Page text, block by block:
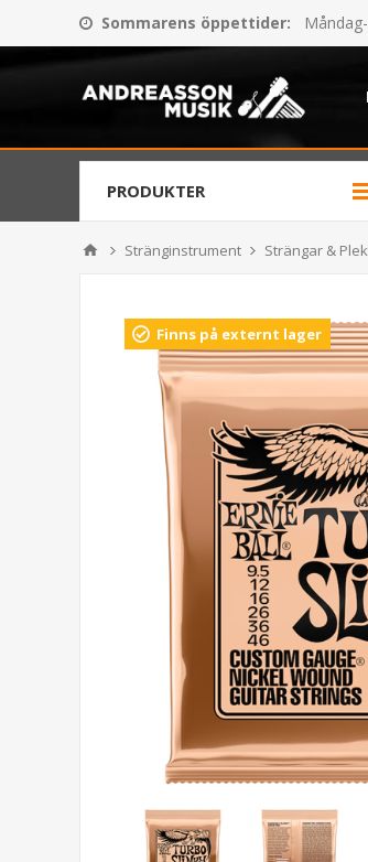
Sommarens öppettider:
PRODUKTER
Stränginstrument Strängar &
Finns på externt lager